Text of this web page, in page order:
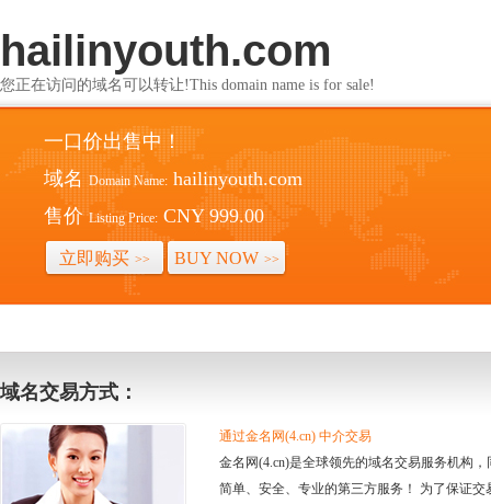
hailinyouth.com
您正在访问的域名可以转让!This domain name is for sale!
一口价出售中！
域名 Domain Name: hailinyouth.com
售价 Listing Price: CNY 999.00
立即购买 >> BUY NOW >>
域名交易方式：
通过金名网(4.cn) 中介交易
金名网(4.cn)是全球领先的域名交易服务机构
简单、安全、专业的第三方服务！ 为了保证